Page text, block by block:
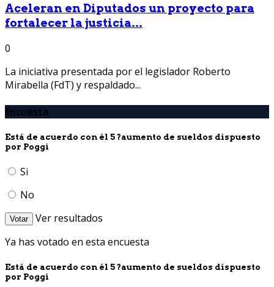
Aceleran en Diputados un proyecto para
fortalecer la justicia...
0
La iniciativa presentada por el legislador Roberto
Mirabella (FdT) y respaldado...
Encuesta
Está de acuerdo con él 5 ?aumento de sueldos dispuesto
por Poggi
Si
No
Votar
Ver resultados
Ya has votado en esta encuesta
Está de acuerdo con él 5 ?aumento de sueldos dispuesto
por Poggi